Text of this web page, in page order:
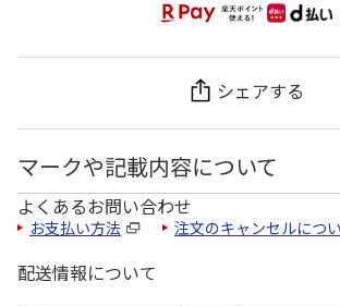
シェアする
マークや記載内容について
よくあるお問い合わせ
お支払い方法 注文のキャンセルにつ
配送情報について